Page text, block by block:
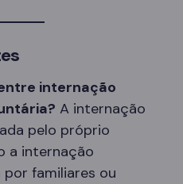
internação
A internação
pelo próprio
a internação
familiares ou